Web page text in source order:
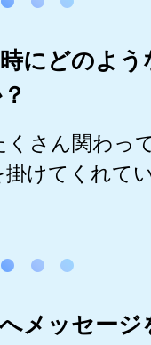
にどのよ
くさん関わっ
掛けてくれて
メッセージ